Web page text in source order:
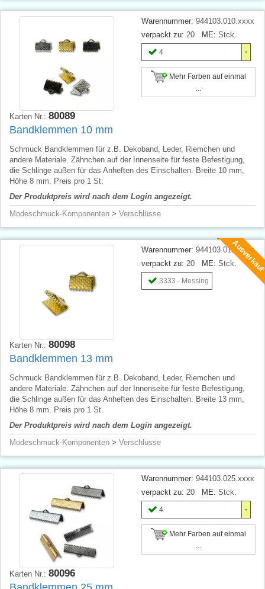
Warennummer: 944103.010.xxxx
verpackt zu: 20 ME: Stck.
4
Mehr Farben auf einmal
Karten Nr.: 80089
Bandklemmen 10 mm
Schmuck Bandklemmen für z.B. Dekoband, Leder, Riemchen und
andere Materiale. Zähnchen auf der Innenseite für feste Befestigung,
die Schlinge außen für das Anheften des Einschalten. Breite 10 mm,
Höhe 8 mm. Preis pro 1 St.
Der Produktpreis wird nach dem Login angezeigt.
Modeschmuck-Komponenten > Verschlüsse
Warennummer: 944103.013.xxxx
verpackt zu: 20 ME: Stck.
3333 - Messing
Karten Nr.: 80098
Bandklemmen 13 mm
Schmuck Bandklemmen für z.B. Dekoband, Leder, Riemchen und
andere Materiale. Zähnchen auf der Innenseite für feste Befestigung,
die Schlinge außen für das Anheften des Einschalten. Breite 13 mm,
Höhe 8 mm. Preis pro 1 St.
Der Produktpreis wird nach dem Login angezeigt.
Modeschmuck-Komponenten > Verschlüsse
Warennummer: 944103.025.xxxx
verpackt zu: 20 ME: Stck.
4
Mehr Farben auf einmal
Karten Nr.: 80096